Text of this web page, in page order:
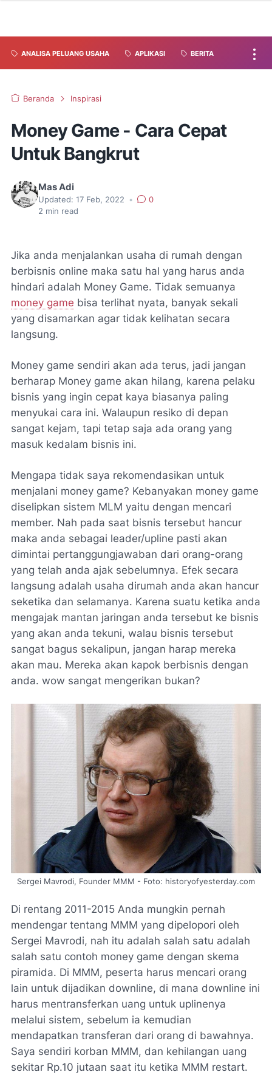
ANALISA PELUANG USAHA APLIKASI BERITA
Beranda Inspirasi
Money Game - Cara Cepat
Untuk Bangkrut
Mas Adi
Updated: 17 Feb, 2022 •
0
2 min read
Jika anda menjalankan usaha di rumah dengan
berbisnis online maka satu hal yang harus anda
hindari adalah Money Game. Tidak semuanya
money game bisa terlihat nyata, banyak sekali
yang disamarkan agar tidak kelihatan secara
langsung.
Money game sendiri akan ada terus, jadi jangan
berharap Money game akan hilang, karena pelaku
bisnis yang ingin cepat kaya biasanya paling
menyukai cara ini. Walaupun resiko di depan
sangat kejam, tapi tetap saja ada orang yang
masuk kedalam bisnis ini.
Mengapa tidak saya rekomendasikan untuk
menjalani money game? Kebanyakan money game
diselipkan sistem MLM yaitu dengan mencari
member. Nah pada saat bisnis tersebut hancur
maka anda sebagai leader/upline pasti akan
dimintai pertanggungjawaban dari orang-orang
yang telah anda ajak sebelumnya. Efek secara
langsung adalah usaha dirumah anda akan hancur
seketika dan selamanya. Karena suatu ketika anda
mengajak mantan jaringan anda tersebut ke bisnis
yang akan anda tekuni, walau bisnis tersebut
sangat bagus sekalipun, jangan harap mereka
akan mau. Mereka akan kapok berbisnis dengan
anda. wow sangat mengerikan bukan?
Sergei Mavrodi, Founder MMM - Foto: historyofyesterday.com
Di rentang 2011-2015 Anda mungkin pernah
mendengar tentang MMM yang dipelopori oleh
Sergei Mavrodi, nah itu adalah salah satu adalah
salah satu contoh money game dengan skema
piramida. Di MMM, peserta harus mencari orang
lain untuk dijadikan downline, di mana downline ini
harus mentransferkan uang untuk uplinenya
melalui sistem, sebelum ia kemudian
mendapatkan transferan dari orang di bawahnya.
Saya sendiri korban MMM, dan kehilangan uang
sekitar Rp.10 jutaan saat itu ketika MMM restart.